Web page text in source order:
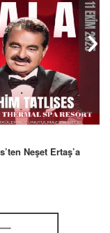
Bir Gece